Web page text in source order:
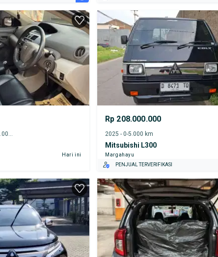
Hari ini
Rp 208.000.000
2025 - 0-5.000 km
Mitsubishi L300
Margahayu
PENJUAL TERVERIFIKASI